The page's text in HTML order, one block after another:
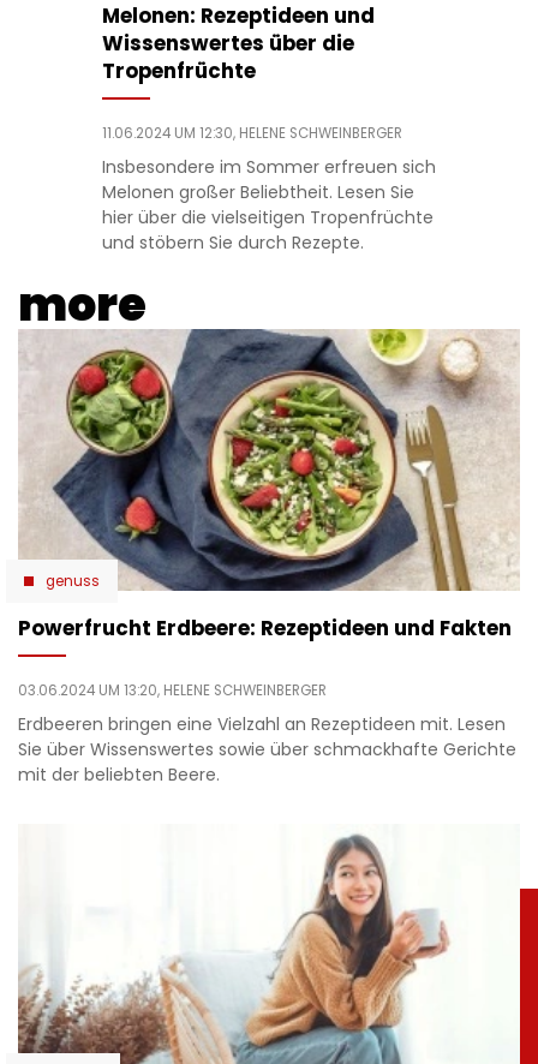
Melonen: Rezeptideen und
Wissenswertes über die
Tropenfrüchte
11.06.2024 UM 12:30, HELENE SCHWEINBERGER
Insbesondere im Sommer erfreuen sich
Melonen großer Beliebtheit. Lesen Sie
hier über die vielseitigen Tropenfrüchte
und stöbern Sie durch Rezepte.
more
genuss
Powerfrucht Erdbeere: Rezeptideen und Fakten
03.06.2024 UM 13:20, HELENE SCHWEINBERGER
Erdbeeren bringen eine Vielzahl an Rezeptideen mit. Lesen
Sie über Wissenswertes sowie über schmackhafte Gerichte
mit der beliebten Beere.